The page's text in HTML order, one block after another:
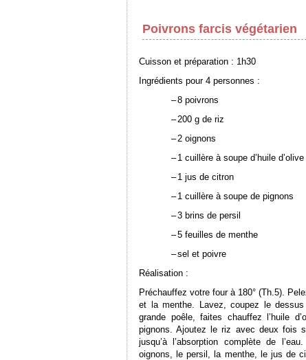
Poivrons farcis végétarien
Cuisson et préparation : 1h30
Ingrédients pour 4 personnes :
–8 poivrons
–200 g de riz
–2 oignons
– 1 cuillère à soupe d’huile d’olive
– 1 jus de citron
– 1 cuillère à soupe de pignons
–3 brins de persil
–5 feuilles de menthe
–sel et poivre
Réalisation :
Préchauffez votre four à 180° (Th.5).
et la menthe. Lavez, coupez le
grande poêle, faites chauffez l’huile
pignons. Ajoutez le riz avec deux fois
jusqu’à l’absorption complète de
oignons, le persil, la menthe, le jus de